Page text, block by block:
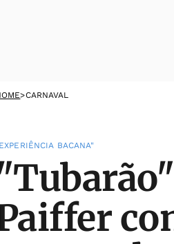
>CARNAVAL
BACANA"